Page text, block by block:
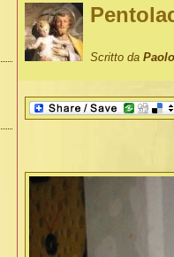
Scritto da